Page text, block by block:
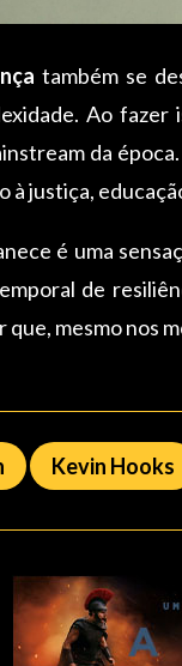
também se
Ao
da
à justiça,
é uma
de
mesmo nos
Kevin Hooks